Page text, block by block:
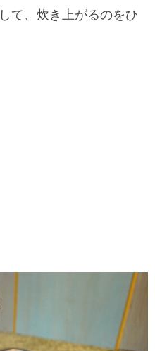
て、炊き上がるのをひ